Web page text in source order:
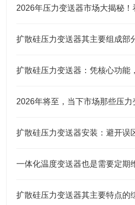
扩散硅压力变送器其主要组成部
一体化温度变送器也是需要定期
扩散硅压力变送器其主要特点的